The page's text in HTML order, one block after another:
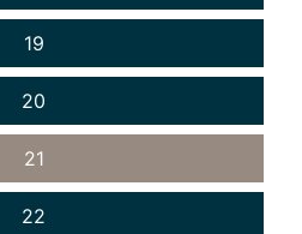
19
20
21
22